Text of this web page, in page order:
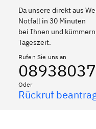
Da unsere direkt aus
Notfall in 30 Minuten
bei Ihnen und
Tageszeit.
Rufen Sie uns an
Oder
Rückruf